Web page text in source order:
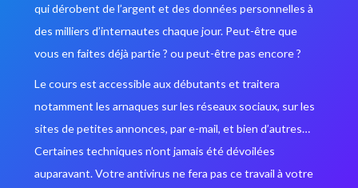
qui dérobent de l’argent et des données personnelles à
des milliers d’internautes chaque jour. Peut-être que
vous en faites déjà partie ? ou peut-être pas encore ?
Le cours est accessible aux débutants et traitera
notamment les arnaques sur les réseaux sociaux, sur les
sites de petites annonces, par e-mail, et bien d’autres…
Certaines techniques n’ont jamais été dévoilées
auparavant. Votre antivirus ne fera pas ce travail à votre